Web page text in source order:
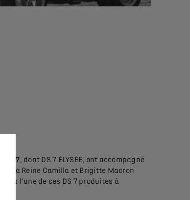
DS 7, dont DS 7 ÉLYSÉE, ont accompagné
La Reine Camilla et Brigitte Macron
l’une de ces DS 7 produites à